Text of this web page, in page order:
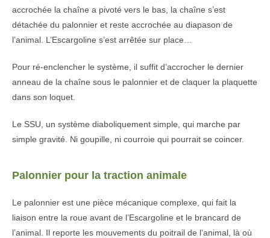
accrochée la chaîne a pivoté vers le bas, la chaîne s’est
détachée du palonnier et reste accrochée au diapason de
l’animal. L’Escargoline s’est arrêtée sur place…
Pour ré-enclencher le système, il suffit d’accrocher le dernier
anneau de la chaîne sous le palonnier et de claquer la plaquette
dans son loquet.
Le SSU, un système diaboliquement simple, qui marche par
simple gravité. Ni goupille, ni courroie qui pourrait se coincer.
Palonnier pour la traction animale
Le palonnier est une pièce mécanique complexe, qui fait la
liaison entre la roue avant de l’Escargoline et le brancard de
l’animal. Il reporte les mouvements du poitrail de l’animal, là où